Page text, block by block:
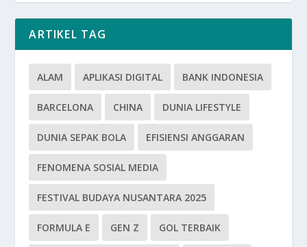
ARTIKEL TAG
ALAM APLIKASI DIGITAL BANK INDONESIA
BARCELONA CHINA DUNIA LIFESTYLE
DUNIA SEPAK BOLA EFISIENSI ANGGARAN
FENOMENA SOSIAL MEDIA
FESTIVAL BUDAYA NUSANTARA 2025
FORMULA E GEN Z GOL TERBAIK